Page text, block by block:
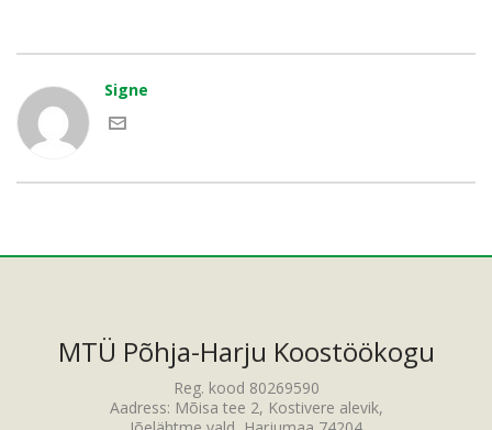
Signe
MTÜ Põhja-Harju Koostöökogu
Reg. kood 80269590
Aadress: Mõisa tee 2, Kostivere alevik,